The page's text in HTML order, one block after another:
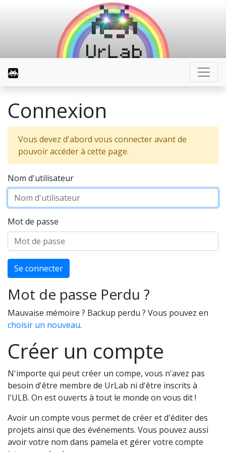
Connexion
Vous devez d'abord vous connecter avant de
pouvoir accéder à cette page.
Nom d'utilisateur
Mot de passe
Se connecter
Mot de passe Perdu ?
Mauvaise mémoire ? Backup perdu ? Vous pouvez en
choisir un nouveau.
Créer un compte
N'importe qui peut créer un compe, vous n'avez pas
besoin d'être membre de UrLab ni d'être inscrits à
l'ULB. On est ouverts à tout le monde on vous dit !
Avoir un compte vous permet de créer et d'éditer des
projets ainsi que des événements. Vous pouvez aussi
avoir votre nom dans pamela et gérer votre compte